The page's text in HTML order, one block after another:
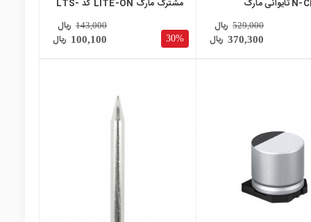
N-Channel تایوانی مارک
370,300 ریال
529,000 ریال
30%
مشترک مارک LITE-ON کد LTS-
100,100 ریال
143,000 ریال